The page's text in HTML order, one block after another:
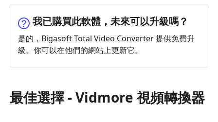
我已購買此軟體，未來可以升級嗎？
是的，Bigasoft Total Video Converter 提供免費升
級。你可以在他們的網站上更新它。
最佳選擇 - Vidmore 視頻轉換器